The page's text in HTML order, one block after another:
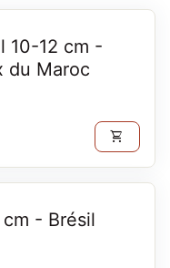
10-12 cm -
du Maroc
shopping_cart
- Brésil